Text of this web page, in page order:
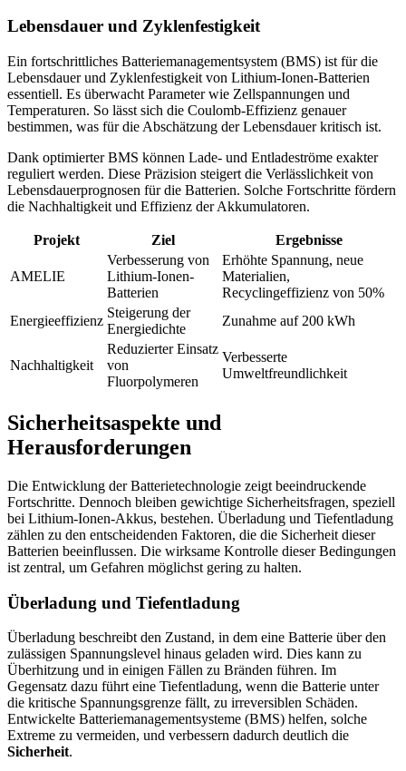
Lebensdauer und Zyklenfestigkeit
Ein fortschrittliches Batteriemanagementsystem (BMS) ist für die
Lebensdauer und Zyklenfestigkeit von Lithium-Ionen-Batterien
essentiell. Es überwacht Parameter wie Zellspannungen und
Temperaturen. So lässt sich die Coulomb-Effizienz genauer
bestimmen, was für die Abschätzung der Lebensdauer kritisch ist.
Dank optimierter BMS können Lade- und Entladeströme exakter
reguliert werden. Diese Präzision steigert die Verlässlichkeit von
Lebensdauerprognosen für die Batterien. Solche Fortschritte fördern
die Nachhaltigkeit und Effizienz der Akkumulatoren.
Projekt Ziel Ergebnisse
AMELIE
Verbesserung von
Lithium-Ionen-
Batterien
Erhöhte Spannung, neue
Materialien,
Recyclingeffizienz von 50%
Energieeffizienz
Steigerung der
Energiedichte
Zunahme auf 200 kWh
Nachhaltigkeit
Reduzierter Einsatz
von
Fluorpolymeren
Verbesserte
Umweltfreundlichkeit
Sicherheitsaspekte und
Herausforderungen
Die Entwicklung der Batterietechnologie zeigt beeindruckende
Fortschritte. Dennoch bleiben gewichtige Sicherheitsfragen, speziell
bei Lithium-Ionen-Akkus, bestehen. Überladung und Tiefentladung
zählen zu den entscheidenden Faktoren, die die Sicherheit dieser
Batterien beeinflussen. Die wirksame Kontrolle dieser Bedingungen
ist zentral, um Gefahren möglichst gering zu halten.
Überladung und Tiefentladung
Überladung beschreibt den Zustand, in dem eine Batterie über den
zulässigen Spannungslevel hinaus geladen wird. Dies kann zu
Überhitzung und in einigen Fällen zu Bränden führen. Im
Gegensatz dazu führt eine Tiefentladung, wenn die Batterie unter
die kritische Spannungsgrenze fällt, zu irreversiblen Schäden.
Entwickelte Batteriemanagementsysteme (BMS) helfen, solche
Extreme zu vermeiden, und verbessern dadurch deutlich die
Sicherheit.